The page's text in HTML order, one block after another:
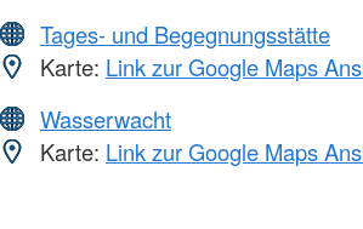
Tages- und Begegnungsstätte
Karte: Link zur Google Maps
Wasserwacht
Karte: Link zur Google Maps